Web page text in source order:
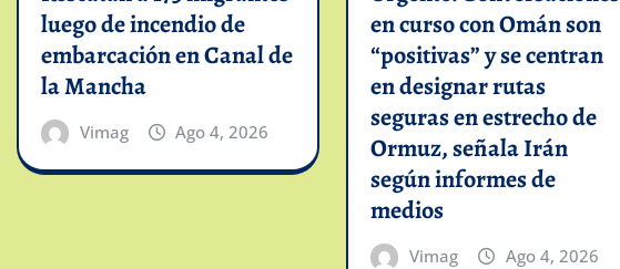
luego de incendio de
embarcación en Canal de
la Mancha
Vimag Ago 4, 2026
en curso con Omán son
“positivas” y se centran
en designar rutas
seguras en estrecho de
Ormuz, señala Irán
según informes de
medios
Vimag Ago 4, 2026